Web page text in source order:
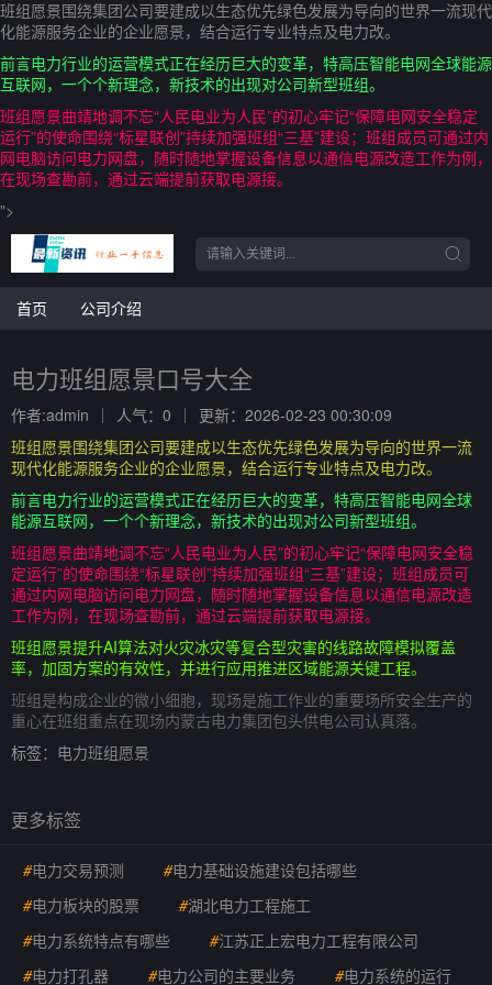
班组愿景围绕集团公司要建成以生态优先绿色发展为导向的世界一流现代
化能源服务企业的企业愿景，结合运行专业特点及电力改。
前言电力行业的运营模式正在经历巨大的变革，特高压智能电网全球能源
互联网，一个个新理念，新技术的出现对公司新型班组。
班组愿景曲靖地调不忘“人民电业为人民”的初心牢记“保障电网安全稳定
运行”的使命围绕“标星联创”持续加强班组“三基”建设；班组成员可通过内
网电脑访问电力网盘，随时随地掌握设备信息以通信电源改造工作为例，
在现场查勘前，通过云端提前获取电源接。
">
首页 公司介绍
电力班组愿景口号大全
作者:admin 人气：0
更新：2026-02-23 00:30:09
班组愿景围绕集团公司要建成以生态优先绿色发展为导向的世界一流
现代化能源服务企业的企业愿景，结合运行专业特点及电力改。
前言电力行业的运营模式正在经历巨大的变革，特高压智能电网全球
能源互联网，一个个新理念，新技术的出现对公司新型班组。
班组愿景曲靖地调不忘“人民电业为人民”的初心牢记“保障电网安全稳
定运行”的使命围绕“标星联创”持续加强班组“三基”建设；班组成员可
通过内网电脑访问电力网盘，随时随地掌握设备信息以通信电源改造
工作为例，在现场查勘前，通过云端提前获取电源接。
班组愿景提升AI算法对火灾冰灾等复合型灾害的线路故障模拟覆盖
率，加固方案的有效性，并进行应用推进区域能源关键工程。
班组是构成企业的微小细胞，现场是施工作业的重要场所安全生产的
重心在班组重点在现场内蒙古电力集团包头供电公司认真落。
标签： 电力班组愿景
更多标签
#电力交易预测 #电力基础设施建设包括哪些
#电力板块的股票 #湖北电力工程施工
#电力系统特点有哪些 #江苏正上宏电力工程有限公司
#电力打孔器 #电力公司的主要业务 #电力系统的运行